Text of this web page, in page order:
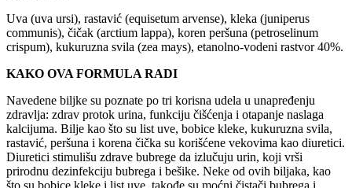
Uva (uva ursi), rastavić (equisetum arvense), kleka (juniperus
communis), čičak (arctium lappa), koren peršuna (petroselinum
crispum), kukuruzna svila (zea mays), etanolno-vodeni rastvor 40%.
KAKO OVA FORMULA RADI
Navedene biljke su poznate po tri korisna udela u unapređenju
zdravlja: ​​zdrav protok urina, funkciju čišćenja i otapanje naslaga
kalcijuma. Bilje kao što su list uve, bobice kleke, kukuruzna svila,
rastavić, peršuna i korena čička su korišćene vekovima kao diuretici.
Diuretici stimulišu zdrave bubrege da izlučuju urin, koji vrši
prirodnu dezinfekciju bubrega i bešike. Neke od ovih biljaka, kao